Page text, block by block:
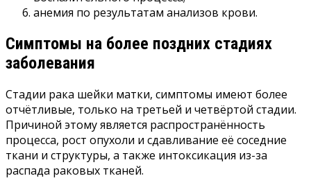
анемия по результатам анализов крови.
Симптомы на более поздних стадиях
заболевания
Стадии рака шейки матки, симптомы имеют более
отчётливые, только на третьей и четвёртой стадии.
Причиной этому является распространённость
процесса, рост опухоли и сдавливание её соседние
ткани и структуры, а также интоксикация из-за
распада раковых тканей.